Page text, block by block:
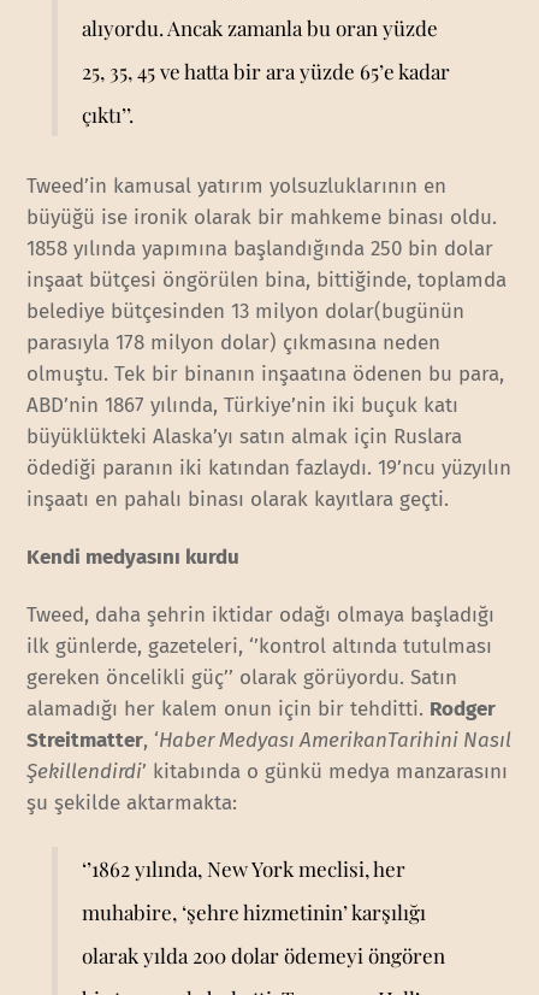
alıyordu. Ancak zamanla bu oran yüzde
25, 35, 45 ve hatta bir ara yüzde 65’e kadar
çıktı’’.
Tweed’in kamusal yatırım yolsuzluklarının en
büyüğü ise ironik olarak bir mahkeme binası oldu.
1858 yılında yapımına başlandığında 250 bin dolar
inşaat bütçesi öngörülen bina, bittiğinde, toplamda
belediye bütçesinden 13 milyon dolar(bugünün
parasıyla 178 milyon dolar) çıkmasına neden
olmuştu. Tek bir binanın inşaatına ödenen bu para,
ABD’nin 1867 yılında, Türkiye’nin iki buçuk katı
büyüklükteki Alaska’yı satın almak için Ruslara
ödediği paranın iki katından fazlaydı. 19’ncu yüzyılın
inşaatı en pahalı binası olarak kayıtlara geçti.
Kendi medyasını kurdu
Tweed, daha şehrin iktidar odağı olmaya başladığı
ilk günlerde, gazeteleri, ‘’kontrol altında tutulması
gereken öncelikli güç’’ olarak görüyordu. Satın
alamadığı her kalem onun için bir tehditti. Rodger
Streitmatter, ‘Haber Medyası AmerikanTarihini Nasıl
Şekillendirdi’ kitabında o günkü medya manzarasını
şu şekilde aktarmakta:
‘’1862 yılında, New York meclisi, her
muhabire, ‘şehre hizmetinin’ karşılığı
olarak yılda 200 dolar ödemeyi öngören